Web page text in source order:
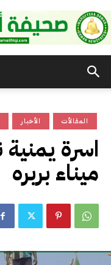
الأخبار المقالأت
ميناء بربره